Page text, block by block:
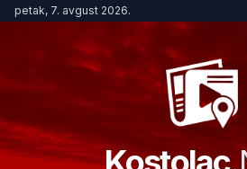
petak, 7. avgust 2026.